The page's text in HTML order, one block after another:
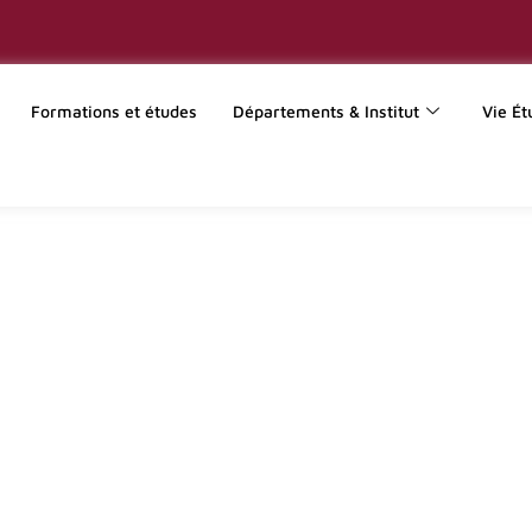
Formations et études Départements & Institut Vie